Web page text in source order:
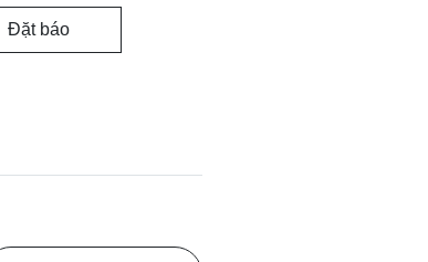
Đặt báo